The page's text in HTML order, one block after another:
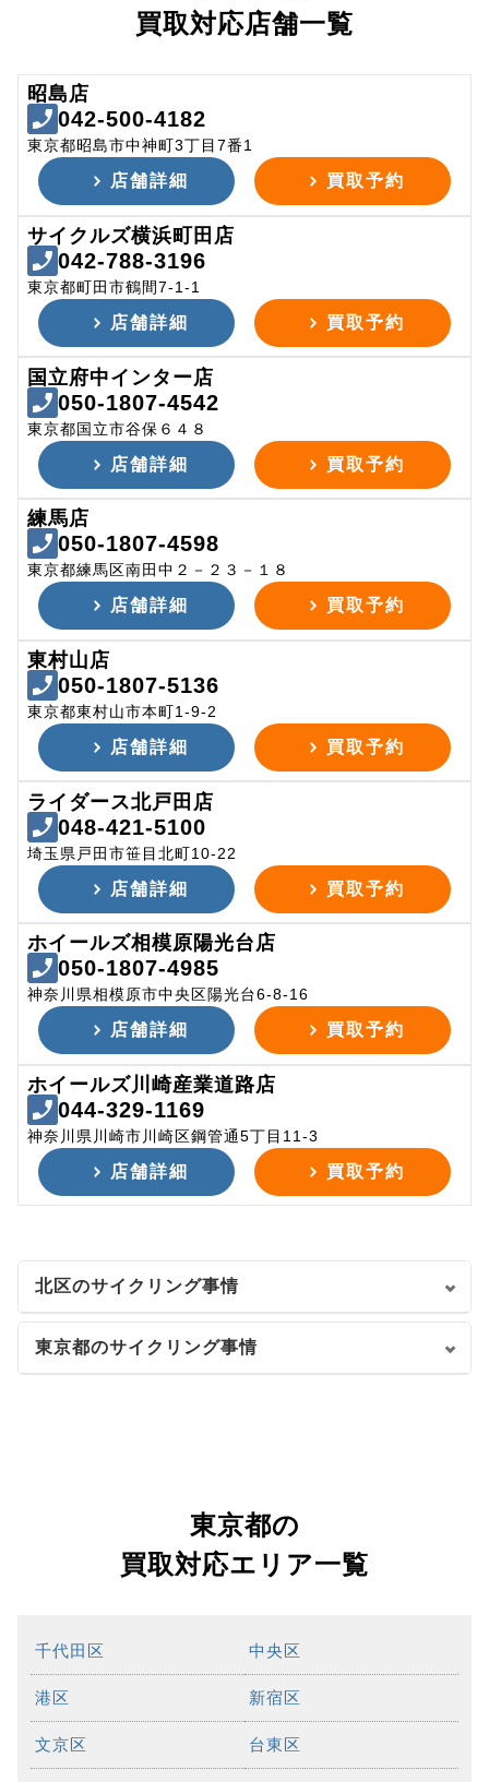
買取対応店舗一覧
昭島店
042-500-4182
東京都昭島市中神町3丁目7番1
店舗詳細 買取予約
サイクルズ横浜町田店
042-788-3196
東京都町田市鶴間7-1-1
店舗詳細 買取予約
国立府中インター店
050-1807-4542
東京都国立市谷保６４８
店舗詳細 買取予約
練馬店
050-1807-4598
東京都練馬区南田中２－２３－１８
店舗詳細 買取予約
東村山店
050-1807-5136
東京都東村山市本町1-9-2
店舗詳細 買取予約
ライダース北戸田店
048-421-5100
埼玉県戸田市笹目北町10-22
店舗詳細 買取予約
ホイールズ相模原陽光台店
050-1807-4985
神奈川県相模原市中央区陽光台6-8-16
店舗詳細 買取予約
ホイールズ川崎産業道路店
044-329-1169
神奈川県川崎市川崎区鋼管通5丁目11-3
店舗詳細 買取予約
北区のサイクリング事情
東京都のサイクリング事情
東京都の
買取対応エリア一覧
千代田区 中央区
港区 新宿区
文京区 台東区